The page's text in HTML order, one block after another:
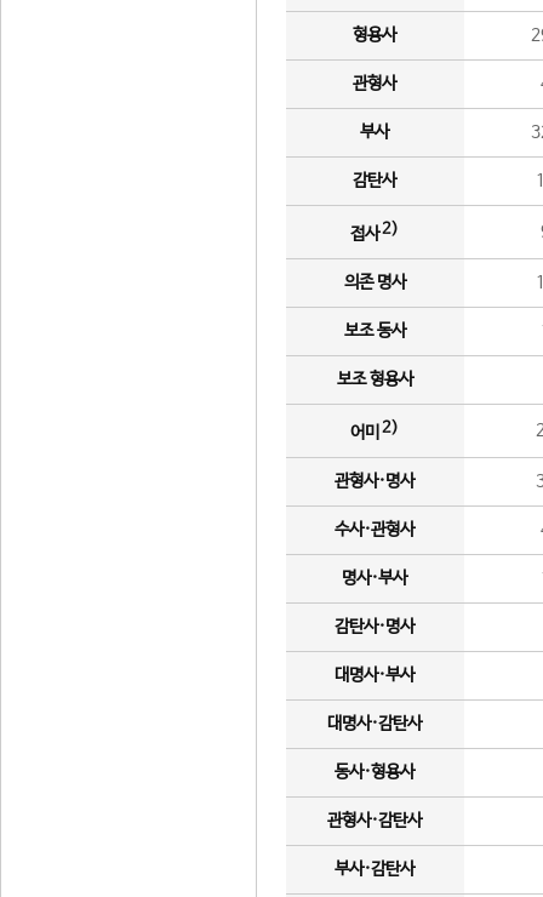
형용사
관형사
부사
감탄사
접사2)
의존 명사
보조 동사
보조 형용사
어미 2)
관형사·명사
수사·관형사
명사·부사
감탄사·명사
대명사·부사
대명사·감탄사
동사·형용사
관형사·감탄사
부사·감탄사